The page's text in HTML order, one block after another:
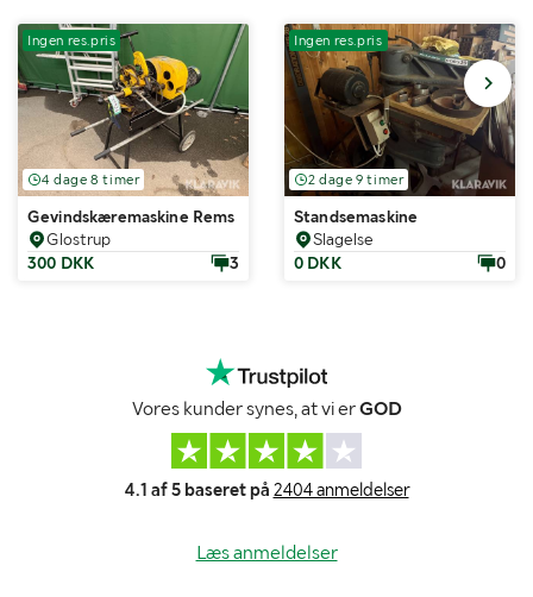
Ingen res.pris
4 dage 8 timer
Gevindskæremaskine Rems Tornado
Glostrup
300 DKK
3
Ingen res.pris
2 dage 9 timer
Standsemaskine
Slagelse
0 DKK
0
Vores kunder synes, at vi erGOD
4.1 af 5 baseret på 2404 anmeldelser
Læs anmeldelser